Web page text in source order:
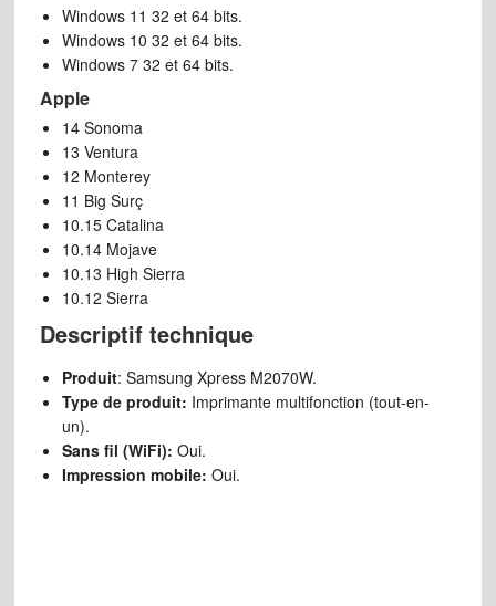
Windows 11 32 et 64 bits.
Windows 10 32 et 64 bits.
Windows 7 32 et 64 bits.
Apple
14 Sonoma
13 Ventura
12 Monterey
11 Big Surç
10.15 Catalina
10.14 Mojave
10.13 High Sierra
10.12 Sierra
Descriptif technique
Produit: Samsung Xpress M2070W.
Type de produit: Imprimante multifonction (tout-en-
un).
Sans fil (WiFi): Oui.
Impression mobile: Oui.